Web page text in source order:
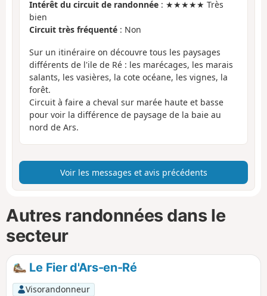
Intérêt du circuit de randonnée : ★★★★★ Très
bien
Circuit très fréquenté : Non
Sur un itinéraire on découvre tous les paysages
différents de l'ile de Ré : les marécages, les marais
salants, les vasières, la cote océane, les vignes, la
forêt.
Circuit à faire a cheval sur marée haute et basse
pour voir la différence de paysage de la baie au
nord de Ars.
Voir les messages et avis précédents
Autres randonnées dans le
secteur
Le Fier d'Ars-en-Ré
Visorandonneur